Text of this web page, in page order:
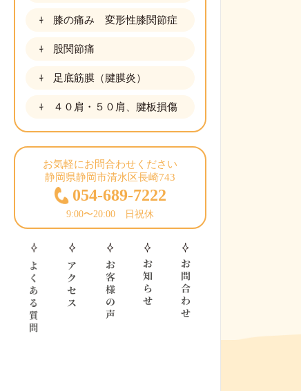
膝の痛み 変形性膝関節症
股関節痛
足底筋膜（腱膜炎）
４０肩・５０肩、腱板損傷
お気軽にお問合わせください
静岡県静岡市清水区長崎743
054-689-7222
9:00〜20:00 日祝休